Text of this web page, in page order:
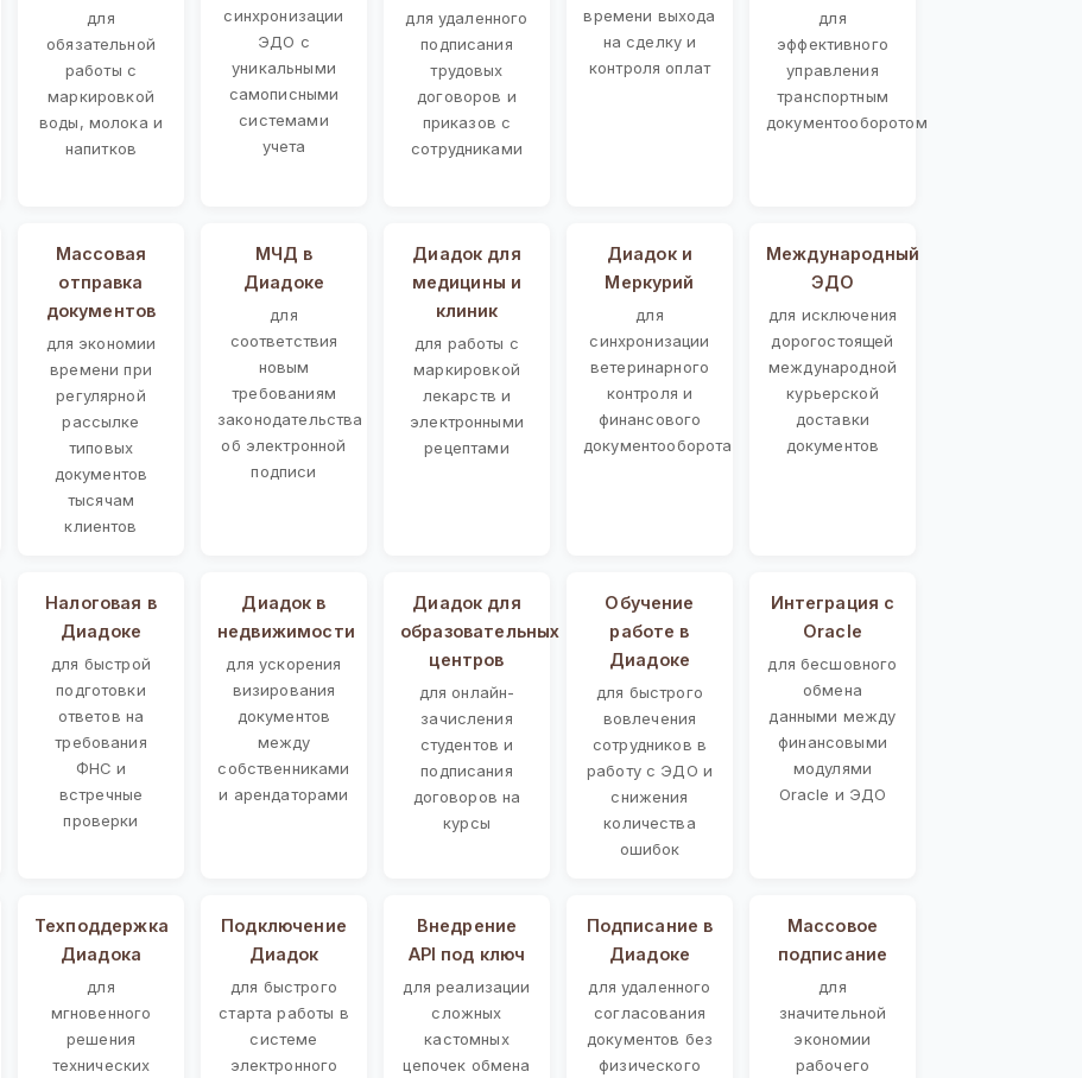
для
обязательной
работы с
маркировкой
воды, молока и
напитков
синхронизации
ЭДО с
уникальными
самописными
системами
учета
для удаленного
подписания
трудовых
договоров и
приказов с
сотрудниками
времени выхода
на сделку и
контроля оплат
для
эффективного
управления
транспортным
документооборотом
Массовая
отправка
документов
для экономии
времени при
регулярной
рассылке
типовых
документов
тысячам
клиентов
МЧД в
Диадоке
для
соответствия
новым
требованиям
законодательства
об электронной
подписи
Диадок для
медицины и
клиник
для работы с
маркировкой
лекарств и
электронными
рецептами
Диадок и
Меркурий
для
синхронизации
ветеринарного
контроля и
финансового
документооборота
Международный
ЭДО
для исключения
дорогостоящей
международной
курьерской
доставки
документов
Налоговая в
Диадоке
для быстрой
подготовки
ответов на
требования
ФНС и
встречные
проверки
Диадок в
недвижимости
для ускорения
визирования
документов
между
собственниками
и арендаторами
Диадок для
образовательных
центров
для онлайн-
зачисления
студентов и
подписания
договоров на
курсы
Обучение
работе в
Диадоке
для быстрого
вовлечения
сотрудников в
работу с ЭДО и
снижения
количества
ошибок
Интеграция с
Oracle
для бесшовного
обмена
данными между
финансовыми
модулями
Oracle и ЭДО
Техподдержка
Диадока
для
мгновенного
решения
технических
Подключение
Диадок
для быстрого
старта работы в
системе
электронного
Внедрение
API под ключ
для реализации
сложных
кастомных
цепочек обмена
Подписание в
Диадоке
для удаленного
согласования
документов без
физического
Массовое
подписание
для
значительной
экономии
рабочего